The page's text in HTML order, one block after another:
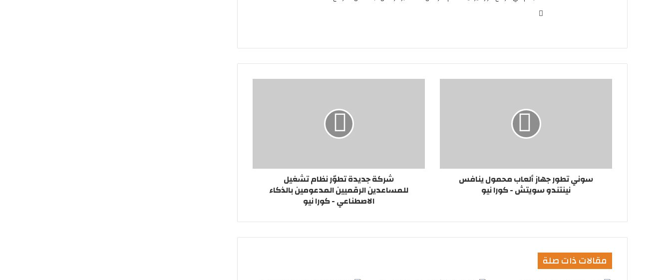
سوني تطور جهاز ألعاب محمول ينافس
نينتندو سويتش - كورا نيو
شركة جديدة تطوّر نظام تشغيل
للمساعدين الرقميين المدعومين بالذكاء
الاصطناعي - كورا نيو
مقالات ذات صلة